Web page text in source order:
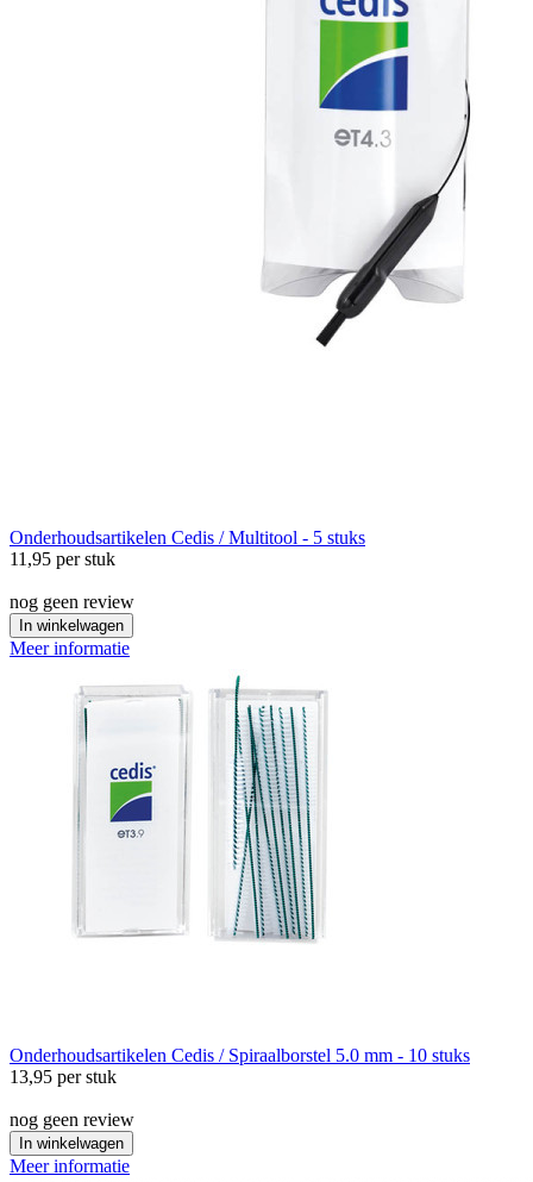
Onderhoudsartikelen Cedis / Multitool - 5 stuks
11,95 per stuk
nog geen review
In winkelwagen
Meer informatie
Onderhoudsartikelen Cedis / Spiraalborstel 5.0 mm - 10 stuks
13,95 per stuk
nog geen review
In winkelwagen
Meer informatie